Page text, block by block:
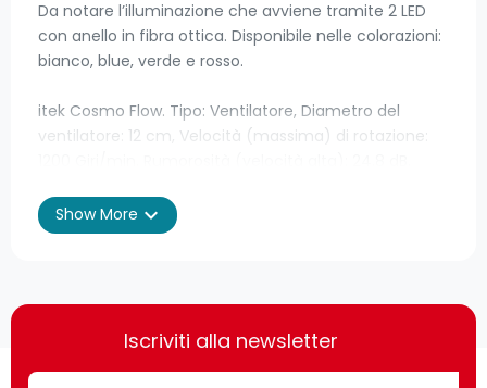
Da notare l’illuminazione che avviene tramite 2 LED
con anello in fibra ottica. Disponibile nelle colorazioni:
bianco, blue, verde e rosso.
itek Cosmo Flow. Tipo: Ventilatore, Diametro del
ventilatore: 12 cm, Velocità (massima) di rotazione:
Larghezza: 120 mm, Profondità: 25 mm, Altezza: 120
mm. Colore del prodotto: Nero, Rosso
Ambiente di utilizzo
Case per
Show More expand_more
Iscriviti alla newsletter